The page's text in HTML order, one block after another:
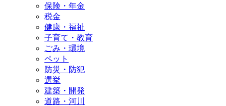
保険・年金
税金
健康・福祉
子育て・教育
ごみ・環境
ペット
防災・防犯
選挙
建築・開発
道路・河川